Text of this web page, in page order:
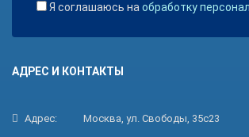
Я соглашаюсь на обработку
АДРЕС И КОНТАКТЫ
Адрес: Москва, ул. Свободы, 35с23